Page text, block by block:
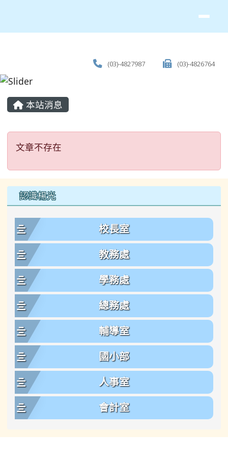
(03)-4827987 (03)-4826764
主內容區域
本站消息
文章不存在
文章不存在
左邊區域內容
認識楊光
校長室
教務處
學務處
總務處
輔導室
國小部
人事室
會計室